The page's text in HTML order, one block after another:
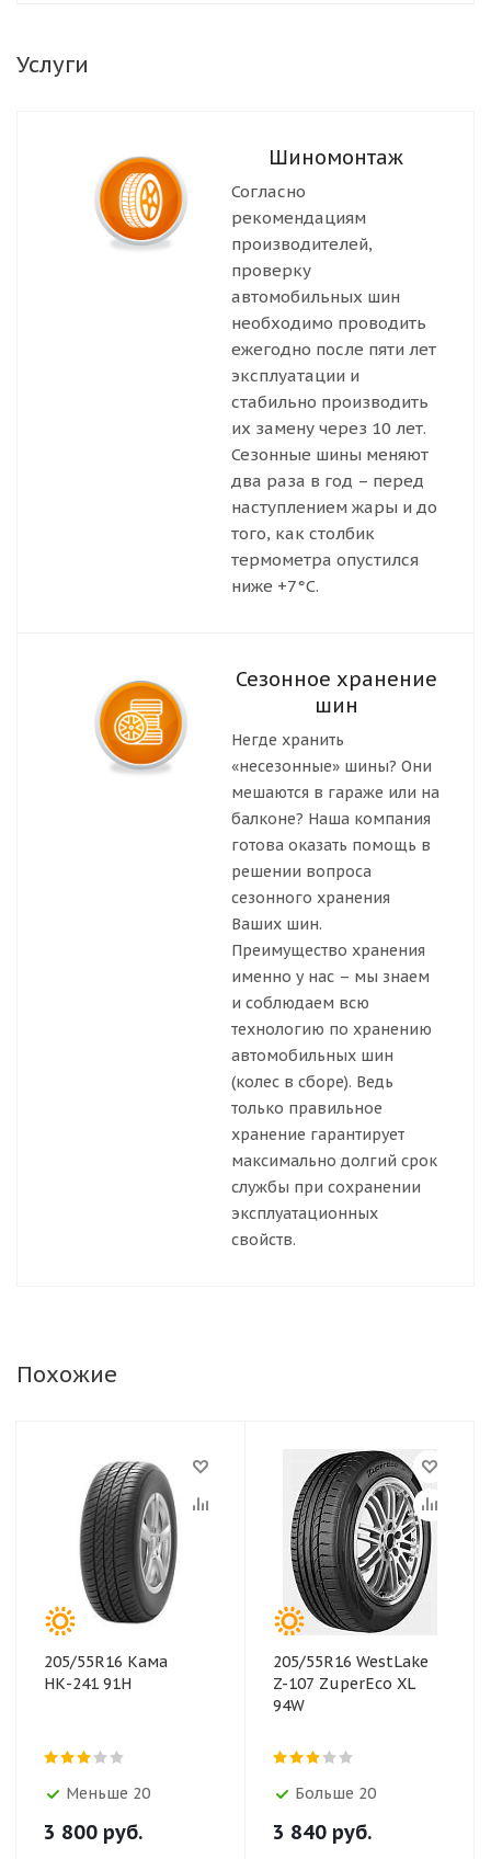
Услуги
Шиномонтаж
Согласно
рекомендациям
производителей,
проверку
автомобильных шин
необходимо проводить
ежегодно после пяти лет
эксплуатации и
стабильно производить
их замену через 10 лет.
Сезонные шины меняют
два раза в год – перед
наступлением жары и до
того, как столбик
термометра опустился
ниже +7°С.
Сезонное хранение
шин
Негде хранить
«несезонные» шины? Они
мешаются в гараже или на
балконе? Наша компания
готова оказать помощь в
решении вопроса
сезонного хранения
Ваших шин.
Преимущество хранения
именно у нас – мы знаем
и соблюдаем всю
технологию по хранению
автомобильных шин
(колес в сборе). Ведь
только правильное
хранение гарантирует
максимально долгий срок
службы при сохранении
эксплуатационных
свойств.
Похожие
205/55R16 Кама
НК-241 91H
Меньше 20
3 800 руб.
205/55R16 WestLake
Z-107 ZuperEco XL
94W
Больше 20
3 840 руб.